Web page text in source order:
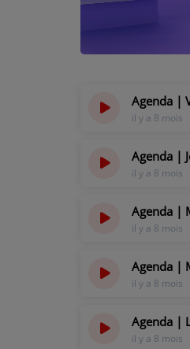
VOTRE PUBLICITÉ SUR PONTACQ
EN QUOI ÇA CONSISTE ?
Agenda |
il y a 8 mois
Agenda |
il y a 8 mois
Agenda |
il y a 8 mois
Agenda |
il y a 8 mois
Agenda |
il y a 8 mois